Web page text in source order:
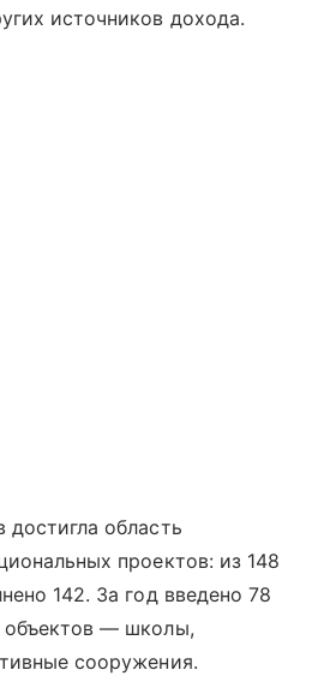
источников дохода.
достигла область
проектов: из 148
142. За год введено 78
объектов — школы,
сооружения.